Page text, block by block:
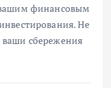
вашим финансовым
Не
сбережения